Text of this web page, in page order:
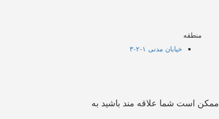
منطقه
خیابان مدنی ۱-۲-۳
ممکن است شما علاقه مند باشید به